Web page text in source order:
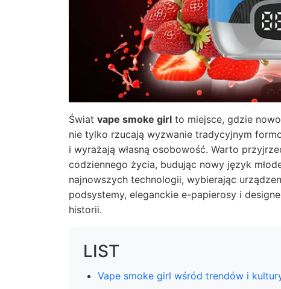
Świat vape smoke girl to miejsce, gdzie
nie tylko rzucają wyzwanie tradycyjnym
i wyrażają własną osobowość. Warto
codziennego życia, budując nowy język
najnowszych technologii, wybierając
podsystemy, eleganckie e-papierosy i
historii.
LIST
Vape smoke girl wśród trendów i